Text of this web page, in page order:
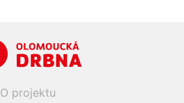
O projektu